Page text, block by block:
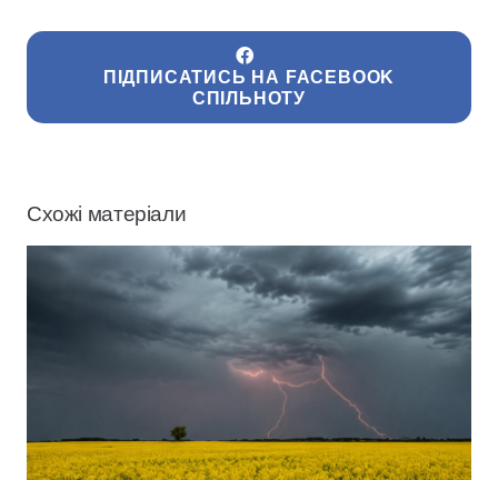
ПІДПИСАТИСЬ НА FACEBOOK
СПІЛЬНОТУ
Схожі матеріали